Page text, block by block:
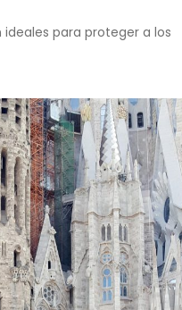
para proteger a los